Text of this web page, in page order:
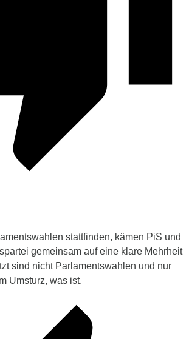
stattfinden, kämen PiS und
gemeinsam auf eine klare Mehrheit
sind nicht Parlamentswahlen und nur
Umsturz, was ist.